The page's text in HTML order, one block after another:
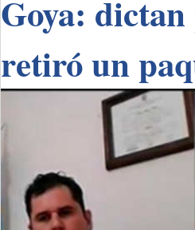
Goya:
retiró un